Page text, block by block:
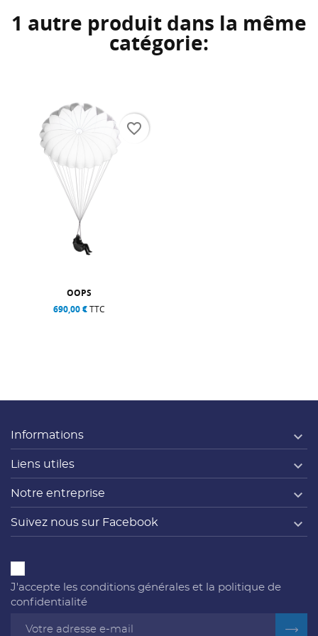
1 autre produit dans la même
catégorie:
OOPS
690,00 €TTC
favorite_border
Informations 
Liens utiles 
Notre entreprise 
Suivez nous sur Facebook 
J'accepte les conditions générales et la politique de
confidentialité